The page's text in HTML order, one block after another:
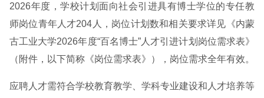
2026年度，学校计划面向社会引进具有博士学位的专任教
师岗位青年人才204人，岗位计划数和相关要求详见《内蒙
古工业大学2026年度“百名博士”人才引进计划岗位需求表》
（附件，以下简称《岗位需求表》），岗位需求全年有效。
应聘人才需符合学校教育教学、学科专业建设和人才培养等